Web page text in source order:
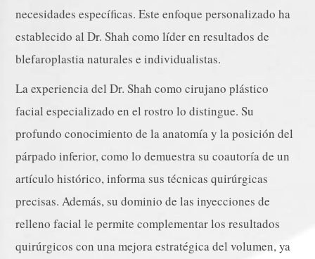
necesidades específicas. Este enfoque personalizado ha
establecido al Dr. Shah como líder en resultados de
blefaroplastia naturales e individualistas.
La experiencia del Dr. Shah como cirujano plástico
facial especializado en el rostro lo distingue. Su
profundo conocimiento de la anatomía y la posición del
párpado inferior, como lo demuestra su coautoría de un
artículo histórico, informa sus técnicas quirúrgicas
precisas. Además, su dominio de las inyecciones de
relleno facial le permite complementar los resultados
quirúrgicos con una mejora estratégica del volumen, ya